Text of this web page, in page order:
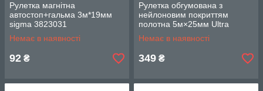
Рулетка магнітна
автостоп+гальма 3м*19мм
sigma 3823031
Немає в наявності
92 ₴
Рулетка обгумована з
нейлоновим покриттям
полотна 5м×25мм Ultra
(3825132)
Немає в наявності
349 ₴